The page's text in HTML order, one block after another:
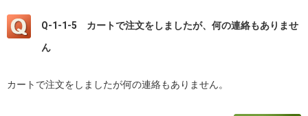
Q-1-1-5 カートで注文をしましたが、何の連絡もありませ
ん
カートで注文をしましたが何の連絡もありません。